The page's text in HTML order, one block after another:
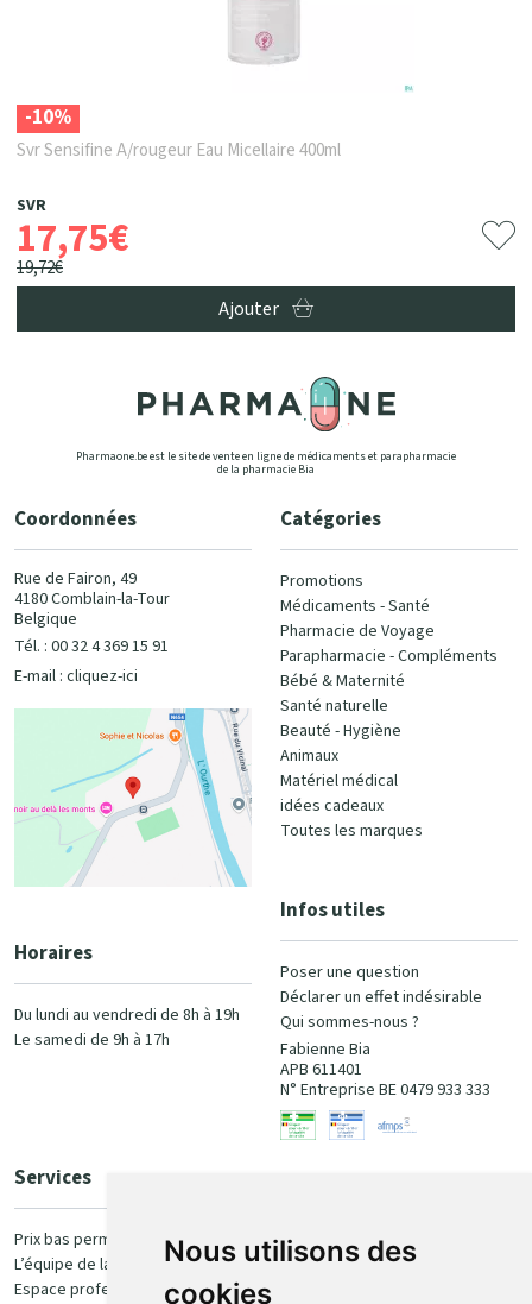
Nous utilisons des
cookies
-10%
Svr Sensifine A/rougeur Eau Micellaire 400ml
SVR
17,75€
19,72€
Ajouter
Pharmaone.be est le site de vente en ligne de médicaments et parapharmacie
de la pharmacie Bia
Coordonnées
Rue de Fairon, 49
4180 Comblain-la-Tour
Belgique
Tél. : 00 32 4 369 15 91
E-mail : cliquez-ici
Horaires
Du lundi au vendredi de 8h à 19h
Le samedi de 9h à 17h
Catégories
Promotions
Médicaments - Santé
Pharmacie de Voyage
Parapharmacie - Compléments
Bébé & Maternité
Santé naturelle
Beauté - Hygiène
Animaux
Matériel médical
idées cadeaux
Toutes les marques
Infos utiles
Poser une question
Déclarer un effet indésirable
Qui sommes-nous ?
Fabienne Bia
APB 611401
N° Entreprise BE 0479 933 333
Services
Prix bas permanent
L’équipe de la pharmacie
Espace professionnel
100% sécurisé